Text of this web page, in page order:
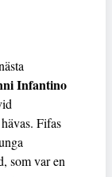
Infantino
Fifas
som var en